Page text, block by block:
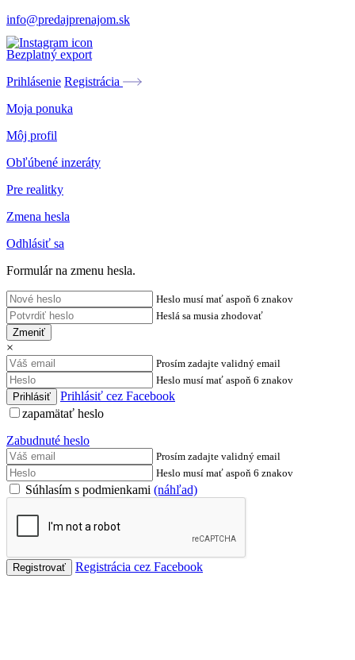
info@predajprenajom.sk
Bezplatný export
Prihlásenie Registrácia
Moja ponuka
Môj profil
Obľúbené inzeráty
Pre realitky
Zmena hesla
Odhlásiť sa
Formulár na zmenu hesla.
Heslo musí mať aspoň 6 znakov
Heslá sa musia zhodovať
Zmeniť
×
Prosím zadajte validný email
Heslo musí mať aspoň 6 znakov
Prihlásiť cez Facebook
zapamätať heslo
Zabudnuté heslo
Prosím zadajte validný email
Heslo musí mať aspoň 6 znakov
Súhlasím s podmienkami (náhľad)
Registrácia cez Facebook